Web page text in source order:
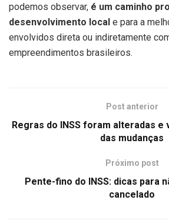
podemos observar, é um caminho
desenvolvimento local e para a
envolvidos direta ou indiretamente
empreendimentos brasileiros.
Post anterior
Regras do INSS foram alteradas
das mudanças
Próximo post
Pente-fino do INSS: dicas para
cancelado